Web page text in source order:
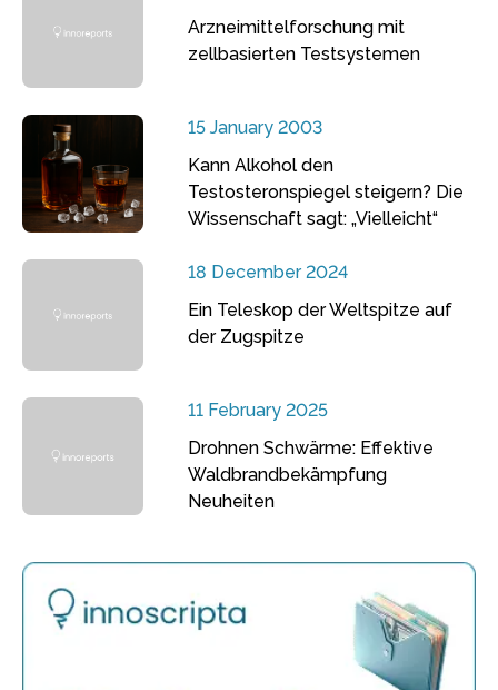
Arzneimittelforschung mit
zellbasierten Testsystemen
15 January 2003
Kann Alkohol den
Testosteronspiegel steigern? Die
Wissenschaft sagt: „Vielleicht“
18 December 2024
Ein Teleskop der Weltspitze auf
der Zugspitze
11 February 2025
Drohnen Schwärme: Effektive
Waldbrandbekämpfung
Neuheiten